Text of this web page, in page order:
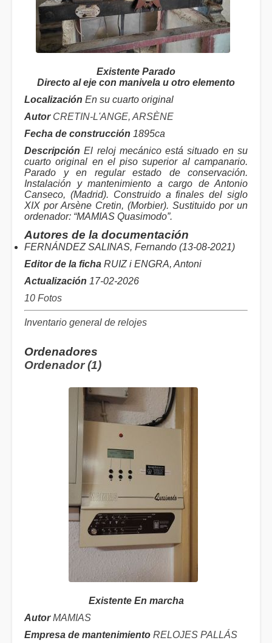
Existente Parado
Directo al eje con manivela u otro elemento
Localización En su cuarto original
Autor CRETIN-L'ANGE, ARSÈNE
Fecha de construcción 1895ca
Descripción El reloj mecánico está situado en su
cuarto original en el piso superior al campanario.
Parado y en regular estado de conservación.
Instalación y mantenimiento a cargo de Antonio
Canseco, (Madrid). Construido a finales del siglo
XIX por Arsène Cretin, (Morbier). Sustituido por un
ordenador: “MAMIAS Quasimodo”.
Autores de la documentación
FERNÁNDEZ SALINAS, Fernando (13-08-2021)
Editor de la ficha RUIZ i ENGRA, Antoni
Actualización 17-02-2026
10 Fotos
Inventario general de relojes
Ordenadores
Ordenador (1)
Existente En marcha
Autor MAMIAS
Empresa de mantenimiento RELOJES PALLÁS